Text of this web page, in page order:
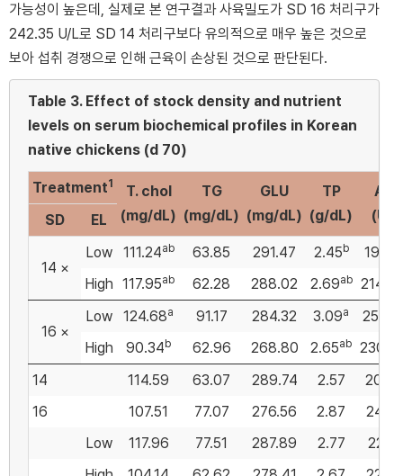
가능성이 높은데, 실제로 본 연구결과 사육밀도가 SD 16 처리구가
242.35 U/L로 SD 14 처리구보다 유의적으로 매우 높은 것으로
보아 섭취 경쟁으로 인해 근육이 손상된 것으로 판단된다.
Table 3. Effect of stock density and nutrient
levels on serum biochemical profiles in Korean
native chickens (d 70)
Treatment1
T. chol
(mg/dL)
TG
(mg/dL)
GLU
(mg/dL)
TP
(g/dL)
AST
(U/
SD EL
14 ×
Low 111.24ab 63.85 291.47 2.45 b
High 117.95ab 62.28 288.02 2.69ab 214.97
16 ×
Low 124.68a 91.17 284.32 3.09a
High
90.34 b 62.96 268.80 2.65ab
14
114.59 63.07 289.74 2.57
16
107.51 77.07 276.56 2.87
Low
117.96 77.51 287.89 2.77